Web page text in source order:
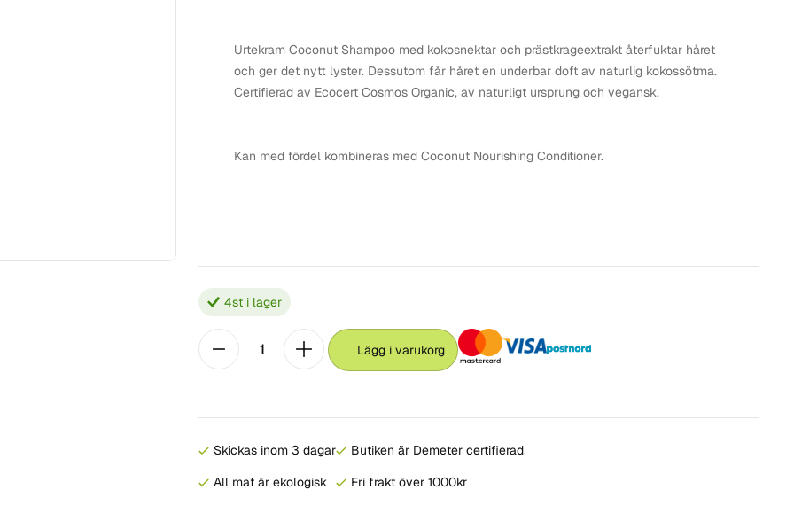
Urtekram Coconut Shampoo med kokosnektar och prästkrageextrakt återfuktar håret
och ger det nytt lyster. Dessutom får håret en underbar doft av naturlig kokossötma.
Certifierad av Ecocert Cosmos Organic, av naturligt ursprung och vegansk.
Kan med fördel kombineras med Coconut Nourishing Conditioner.
4st i lager
Lägg i varukorg
Skickas inom 3 dagar
All mat är ekologisk
Butiken är Demeter certifierad
Fri frakt över 1000kr